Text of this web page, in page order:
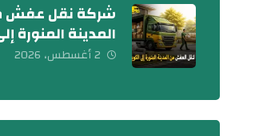
شركة نقل عفش
المدينة المنورة
الكويت 0539600777
2 أغسطس، 2026